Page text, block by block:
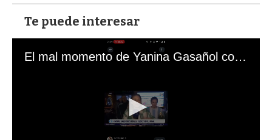
Te puede interesar
El mal momento de Yanina Gasañol con un hincha argentino en "Subrayado"